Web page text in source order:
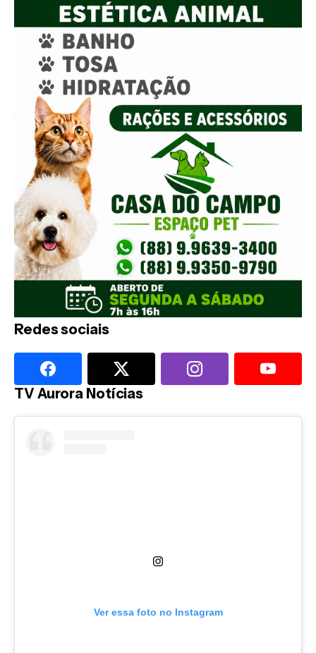
Redes sociais
TV Aurora Notícias
Ver essa foto no Instagram